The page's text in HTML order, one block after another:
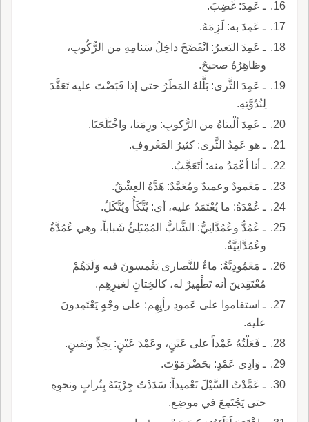
ـ عَمِدَ: غَضِبَ.
ـ عَمِدَ به: لَزِمَهُ.
ـ عَمِدَ البَعيرُ: انْفَضَخَ داخِلُ سَنامِهِ من الرُّكُوبِ،
وظاهِرُهُ صحيحٌ.
ـ عَمِدَ الثَّرى: بَلَّلهُ المَطَرُ حتى إذا قَبَضْتَ عليه تَعَقَّدَ
لِنُدُوَّتِهِ.
ـ عَمِدَ ألْيتاهُ من الرُّكوبِ: ورِمَتا، واخْتَلَجَتَا.
ـ هو عَمِدُ الثَّرى: كثيرُ المَعْروفِ.
ـ أنا أعْمَدُ منه: أتَعَجَّبُ.
ـ مَعْمودٌ وعميدٌ ومُعَمَّدٌ: هَدَّهٌ العِشْقُ.
ـ عُمْدَةُ: ما يُعْتَمَدُ عليه، أي: يُتَّكَأُ ويُتَّكَلُ.
ـ عُمُدُّ وعُمُدَّانِيُّ: الشَّابُّ المُمْتَلِئُ شَباباً، وهي عُمُدَّةٌ
وعُمُدَّانِيَّةٌ.
ـ مَعْمُودِيَّةُ: ماءٌ للنَّصارى يَغْمسونَ فيه وَلَدَهُمْ
مُعْتَقِدينَ أنه تَطْهيرٌ له، كالخِتانِ لغيرِهِم.
ـ استقاموا على عَمودِ رأيِهِم: على وجْهٍ يَعْتَمِدونَ
عليه.
ـ فَعَلْتُهُ عَمْداً على عَيْنٍ، وعَمْدَ عَيْنٍ: بِجِدٍّ ويَقينٍ.
ـ وَادِي عَمْدٍ: بحَضْرَمَوْتَ.
ـ عَمَّدْتُ السَّيْلَ تَعْميداً: سَدَدْتُ جِرْيَتَهُ بِتُرابٍ ونحوِهِ
حتى يَجْتَمِعَ في موضِع.